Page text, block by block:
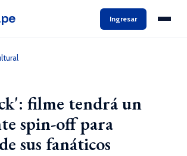
Ingresar
filme tendrá un
spin-off para
sus fanáticos